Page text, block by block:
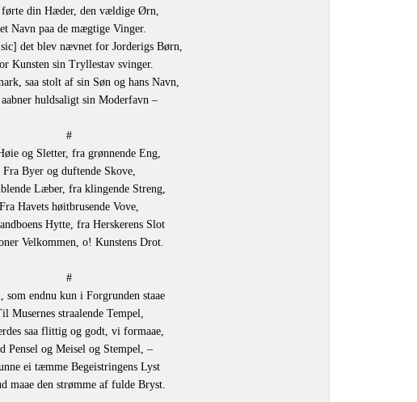
din Hæder, den vældige Ørn,
Navn paa de mægtige Vinger.
det blev nævnet for Jorderigs Børn,
Kunsten sin Tryllestav svinger.
saa stolt af sin Søn og hans Navn,
huldsaligt sin Moderfavn –
#
og Sletter, fra grønnende Eng,
Fra Byer og duftende Skove,
Læber, fra klingende Streng,
Fra Havets høitbrusende Vove,
Hytte, fra Herskerens Slot
Velkommen, o! Kunstens Drot.
#
som endnu kun i Forgrunden staae
Musernes straalende Tempel,
saa flittig og godt, vi formaae,
Pensel og Meisel og Stempel, –
ei tæmme Begeistringens Lyst
maae den strømme af fulde Bryst.